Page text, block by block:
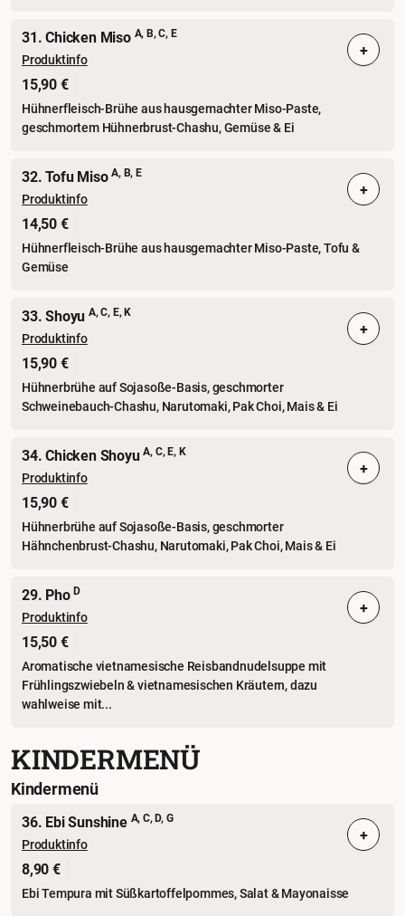
31. Chicken Miso A, B, C, E
Produktinfo
15,90 €
Hühnerfleisch-Brühe aus hausgemachter Miso-Paste,
geschmortem Hühnerbrust-Chashu, Gemüse & Ei
+
32. Tofu MisoA, B, E
Produktinfo
14,50 €
Hühnerfleisch-Brühe aus hausgemachter Miso-Paste, Tofu &
Gemüse
+
33. Shoyu A, C, E, K
Produktinfo
15,90 €
Hühnerbrühe auf Sojasoße-Basis, geschmorter
Schweinebauch-Chashu, Narutomaki, Pak Choi, Mais & Ei
+
34. Chicken ShoyuA, C, E, K
Produktinfo
15,90 €
Hühnerbrühe auf Sojasoße-Basis, geschmorter
Hähnchenbrust-Chashu, Narutomaki, Pak Choi, Mais & Ei
+
29. PhoD
Produktinfo
15,50 €
Aromatische vietnamesische Reisbandnudelsuppe mit
Frühlingszwiebeln & vietnamesischen Kräutern, dazu
wahlweise mit...
+
KINDERMENÜ
Kindermenü
36. Ebi Sunshine A, C, D, G
Produktinfo
8,90 €
Ebi Tempura mit Süßkartoffelpommes, Salat & Mayonaisse
+